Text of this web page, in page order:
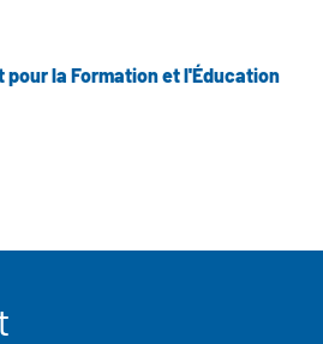
pour la Formation et l'Éducation